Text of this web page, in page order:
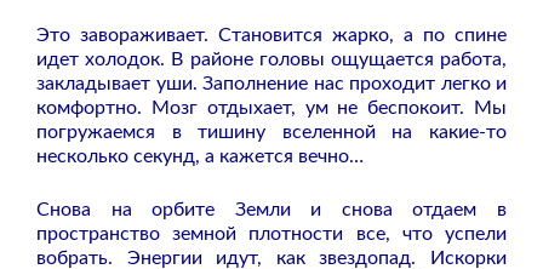
Это завораживает. Становится жарко, а по спине
идет холодок. В районе головы ощущается работа,
закладывает уши. Заполнение нас проходит легко и
комфортно. Мозг отдыхает, ум не беспокоит. Мы
погружаемся в тишину вселенной на какие-то
несколько секунд, а кажется вечно…
Снова на орбите Земли и снова отдаем в
пространство земной плотности все, что успели
вобрать. Энергии идут, как звездопад. Искорки